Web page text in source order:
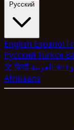
Pyccкий
English Espanol
Pyccкий Turkce
文हिन्दी বাংলা
Afrikaans